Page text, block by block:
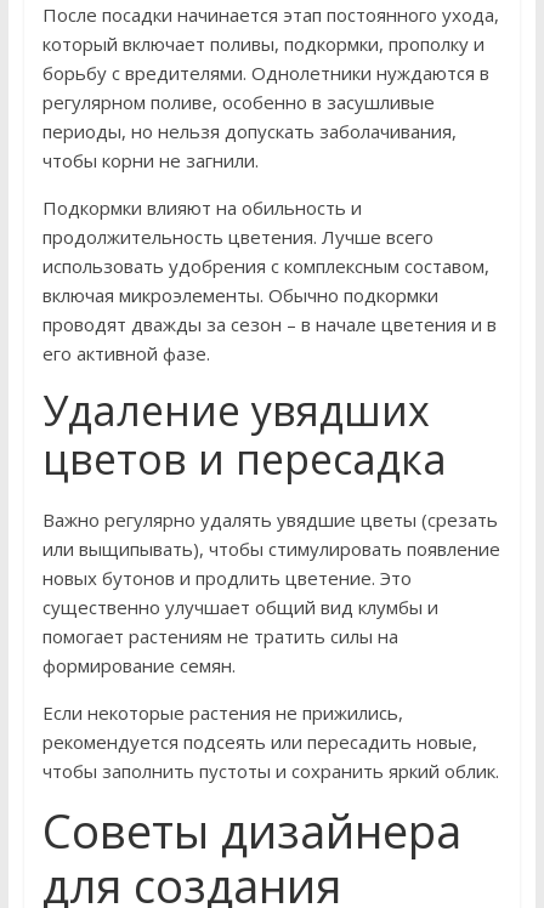
После посадки начинается этап постоянного ухода,
который включает поливы, подкормки, прополку и
борьбу с вредителями. Однолетники нуждаются в
регулярном поливе, особенно в засушливые
периоды, но нельзя допускать заболачивания,
чтобы корни не загнили.
Подкормки влияют на обильность и
продолжительность цветения. Лучше всего
использовать удобрения с комплексным составом,
включая микроэлементы. Обычно подкормки
проводят дважды за сезон – в начале цветения и в
его активной фазе.
Удаление увядших
цветов и пересадка
Важно регулярно удалять увядшие цветы (срезать
или выщипывать), чтобы стимулировать появление
новых бутонов и продлить цветение. Это
существенно улучшает общий вид клумбы и
помогает растениям не тратить силы на
формирование семян.
Если некоторые растения не прижились,
рекомендуется подсеять или пересадить новые,
чтобы заполнить пустоты и сохранить яркий облик.
Советы дизайнера
для создания